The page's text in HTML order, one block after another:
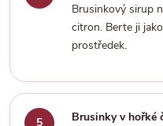
Brusinkový sirup
citron. Berte ji
prostředek.
Brusinky v hořké